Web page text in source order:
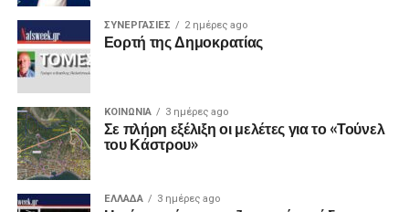
ΣΥΝΕΡΓΑΣΙΕΣ 2 ημέρες ago
Εορτή της Δημοκρατίας
ΚΟΙΝΩΝΙΑ 3 ημέρες ago
Σε πλήρη εξέλιξη οι μελέτες για το «Τούνελ
του Κάστρου»
ΕΛΛΑΔΑ 3 ημέρες ago